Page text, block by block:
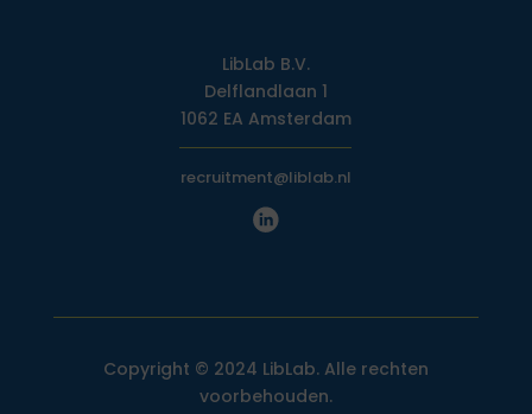
LibLab B.V.
Delflandlaan 1
1062 EA Amsterdam
recruitment@liblab.nl
Copyright © 2024 LibLab. Alle rechten
voorbehouden.